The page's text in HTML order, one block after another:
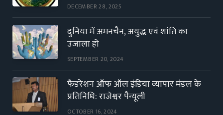
DECEMBER 28, 2025
दुनिया में अमनचैन, अयुद्ध एवं शांति का
उजाला हो
SEPTEMBER 20, 2024
फैडरेशन ऑफ ऑल इंडिया व्यापार मंडल के
प्रतिनिधि: राजेश्वर पैन्यूली
OCTOBER 16, 2024